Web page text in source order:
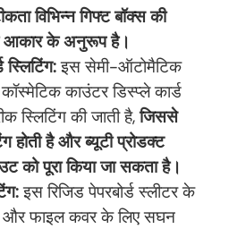
विभिन्न गिफ्ट बॉक्स की
के अनुरूप है।
स्लिटिंग:इस सेमी-ऑटोमैटिक
काउंटर डिस्प्ले कार्ड
स्लिटिंग की जाती है,जिससे
होती है और ब्यूटी प्रोडक्ट
को पूरा किया जा सकता है।
इस रिजिड पेपरबोर्ड स्लीटर के
और फाइल कवर के लिए सघन